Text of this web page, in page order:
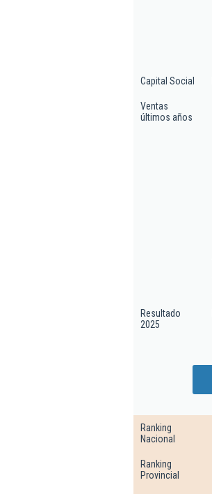
Capital Social
Ventas
últimos años
Resultado
2025
Ranking
Nacional
Ranking
Provincial